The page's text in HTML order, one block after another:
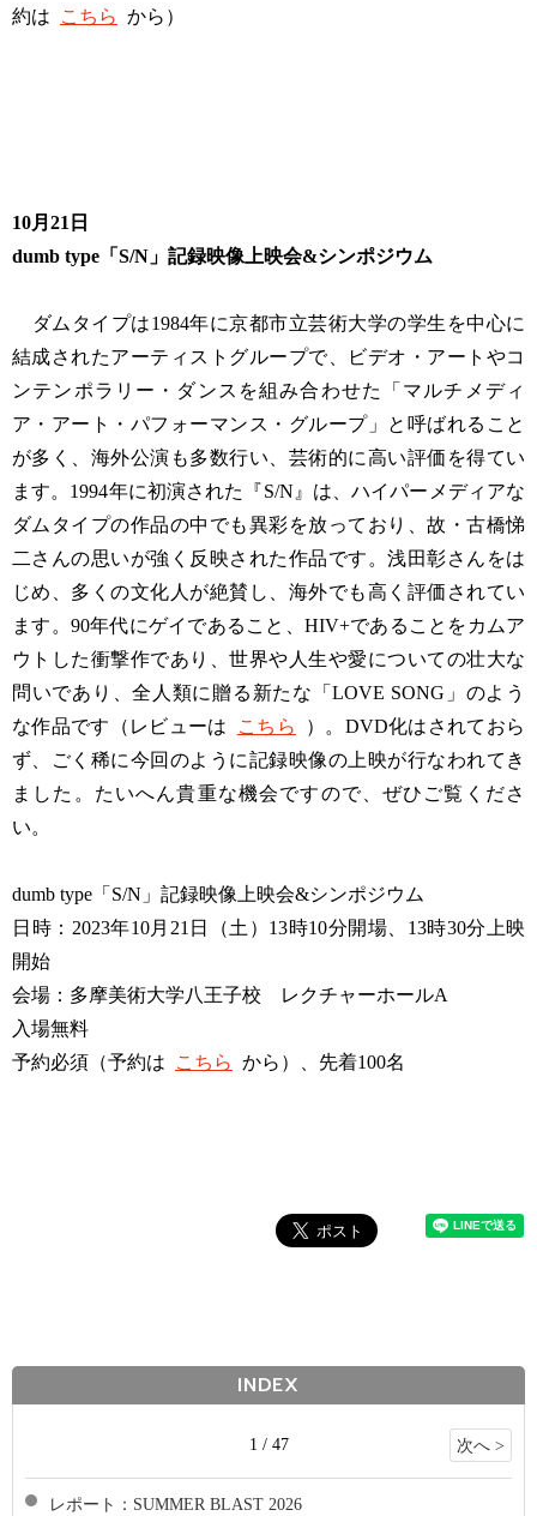
約は
こちら から）
10月21日
dumb type「S/N」記録映像上映会&シンポジウム
ダムタイプは1984年に京都市立芸術大学の学生を中心に
結成されたアーティストグループで、ビデオ・アートやコ
ンテンポラリー・ダンスを組み合わせた「マルチメディ
ア・アート・パフォーマンス・グループ」と呼ばれること
が多く、海外公演も多数行い、芸術的に高い評価を得てい
ます。1994年に初演された『S/N』は、ハイパーメディアな
ダムタイプの作品の中でも異彩を放っており、故・古橋悌
二さんの思いが強く反映された作品です。浅田彰さんをは
じめ、多くの文化人が絶賛し、海外でも高く評価されてい
ます。90年代にゲイであること、HIV+であることをカムア
ウトした衝撃作であり、世界や人生や愛についての壮大な
問いであり、全人類に贈る新たな「LOVE SONG」のよう
な作品です（レビューは
こちら
）。DVD化はされておら
ず、ごく稀に今回のように記録映像の上映が行なわれてき
ました。たいへん貴重な機会ですので、ぜひご覧くださ
い。
dumb type「S/N」記録映像上映会&シンポジウム
日時：2023年10月21日（土）13時10分開場、13時30分上映
開始
会場：多摩美術大学八王子校 レクチャーホールA
入場無料
予約必須（予約は
こちら から）、先着100名
INDEX
1 / 47 次へ >
レポート：SUMMER BLAST 2026